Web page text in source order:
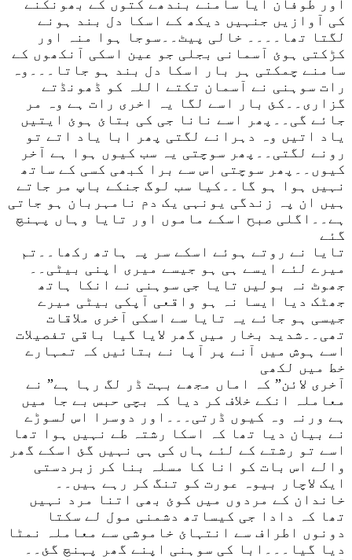
اور طوفان آیا سامنے بندھے کتوں کے بھونکنے
کی آوازیں جنہیں دیکھ کے اسکا دل بند ہونے
لگتا تھا۔۔۔۔ خالی پیٹ۔۔سوجا ہوا منہ اور
کڑکتی ہوئ آسمانی بجلی جو عین اسکی آنکھوں کے
سامنے چمکتی ہر بار اسکا دل بند ہو جاتا۔۔۔وہ
رات سوہنی نے آسمان تکتے اللہ کو ڈھونڈتے
گزاری۔۔کئ بار اسے لگا یہ اخری رات ہے وہ مر
جائے گی۔۔پھر اسے نانا جی کی بتائ ہوئ ایتیں
یاد اتیں وہ دہرانے لگتی پھر ابا یاد اتے تو
رونے لگتی۔۔پھر سوچتی یہ سب کیوں ہوا ہے آخر
کیوں۔۔پھر سوچتی اس سے برا کبھی کسی کے ساتھ
نہیں ہوا ہو گا۔۔کیا سب لوگ جنکے باپ مر جاتے
ہیں ان پہ زندگی یونہی یک دم نامہربان ہو جاتی
ہے۔۔اگلی صبح اسکے ماموں اور تایا وہاں پہنچ
گئے
تایا نے روتے ہوئے اسکے سر پہ ہاتھ رکھا۔۔تم
میرے لئے ایسے ہی ہو جیسے میری اپنی بیٹی۔۔
جھوٹ نہ بولیں تایا جی سوہنی نے انکا ہاتھ
جھٹک دیا ایسا نہ ہو واقعی آپکی بیٹی میرے
جیسی ہو جائے یہ تایا سے اسکی آخری ملاقات
تھی۔۔شدید بخار میں گھر لایا گیا باقی تفصیلات
اسے ہوش میں آنے پر آپا نے بتائیں کہ تمہارے
خط میں لکھی
آخری لائن” کہ اماں مجھے بہت ڈر لگ رہا ہے” نے
معاملہ انکے خلاف کر دیا کہ بچی حبس بے جا میں
ہے ورنہ وہ کیوں ڈرتی۔۔۔اور دوسرا اس لسوڑے
نے بیان دیا تھا کہ اسکا رشتہ طے نہیں ہوا تھا
اسے تو رشتے کے لئے ہاں کی ہی نہیں گئ اسکے گھر
والے اس بات کو انا کا مسلہ بنا کر زبردستی
ایک لاچار بیوہ عورت کو تنگ کر رہے ہیں۔۔
خاندان کے مردوں میں کوئ بھی اتنا مرد نہیں
تھا کہ دادا جی کیساتھ دشمنی مول لے سکتا
دونوں اطراف سے انتہائ خاموشی سے معاملہ نمٹا
دیا گیا۔۔۔ابا کی سوہنی اپنے گھر پہنچ گئ۔۔